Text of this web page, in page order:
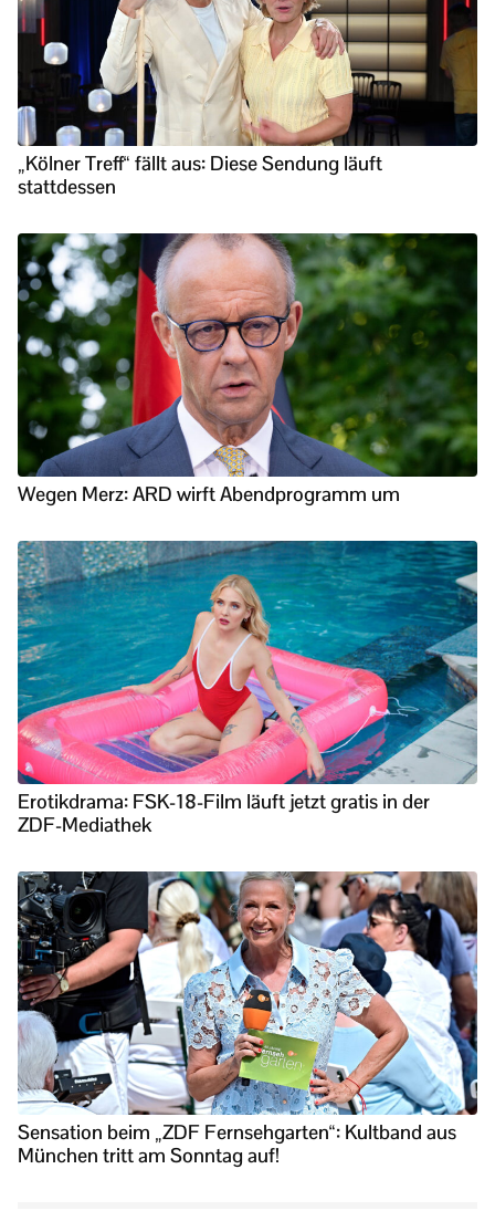
„Kölner Treff“ fällt aus: Diese Sendung läuft
stattdessen
Wegen Merz: ARD wirft Abendprogramm um
Erotikdrama: FSK-18-Film läuft jetzt gratis in der
ZDF-Mediathek
Sensation beim „ZDF Fernsehgarten“: Kultband aus
München tritt am Sonntag auf!